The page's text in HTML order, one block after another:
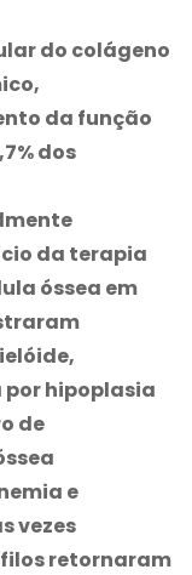
do colágeno
da função
dos
da terapia
óssea em
hipoplasia
de
e
vezes
retornaram